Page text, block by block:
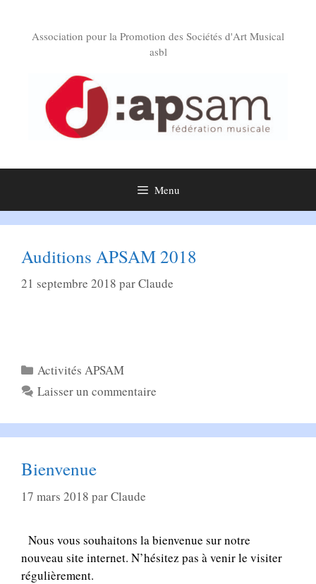
contenuAssociation pour la Promotion des Sociétés d'Art Musical
asbl
Menu
Auditions APSAM 2018
21 septembre 2018 parClaude
Catégories
Activités APSAM
Laisser un commentaire
Bienvenue
17 mars 2018 parClaude
Nous vous souhaitons la bienvenue sur notre
nouveau site internet. N’hésitez pas à venir le visiter
régulièrement.